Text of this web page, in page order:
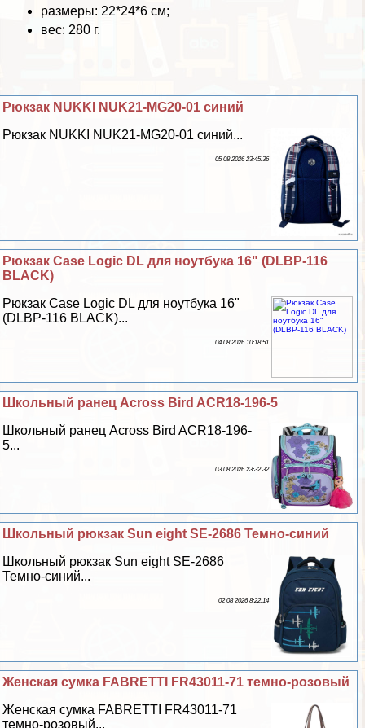
размеры: 22*24*6 см;
вес: 280 г.
Рюкзак NUKKI NUK21-MG20-01 синий
Рюкзак NUKKI NUK21-MG20-01 синий...
05 08 2026 23:45:36
Рюкзак Case Logic DL для ноутбука 16" (DLBP-116
BLACK)
Рюкзак Case Logic DL для ноутбука 16"
(DLBP-116 BLACK)...
04 08 2026 10:18:51
Школьный ранец Across Bird ACR18-196-5
Школьный ранец Across Bird ACR18-196-
5...
03 08 2026 23:32:32
Школьный рюкзак Sun eight SE-2686 Темно-синий
Школьный рюкзак Sun eight SE-2686
Темно-синий...
02 08 2026 8:22:14
Женская сумка FABRETTI FR43011-71 темно-розовый
Женская сумка FABRETTI FR43011-71
темно-розовый...